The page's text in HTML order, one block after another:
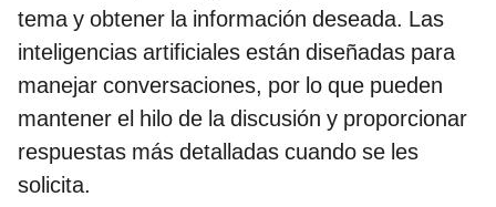
tema y obtener la información deseada. Las
inteligencias artificiales están diseñadas para
manejar conversaciones, por lo que pueden
mantener el hilo de la discusión y proporcionar
respuestas más detalladas cuando se les
solicita.